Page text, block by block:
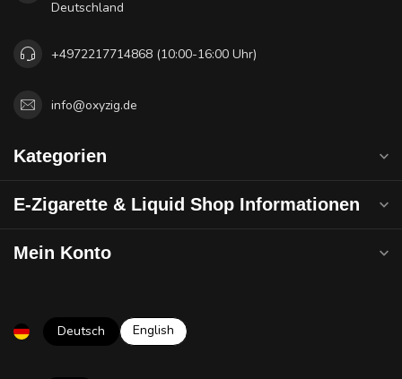
Deutschland
+4972217714868 (10:00-16:00 Uhr)
info@oxyzig.de
Kategorien
E-Zigarette & Liquid Shop Informationen
Mein Konto
Deutsch English